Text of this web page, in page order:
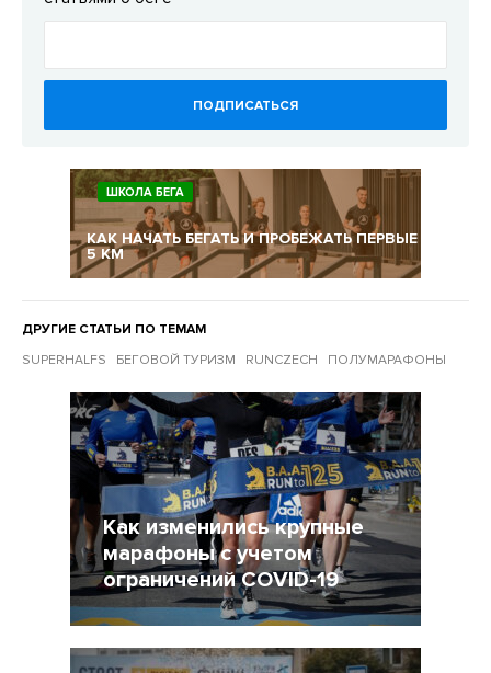
ПОДПИСАТЬСЯ
ШКОЛА БЕГА
КАК НАЧАТЬ БЕГАТЬ И ПРОБЕЖАТЬ ПЕРВЫЕ
5 КМ
ДРУГИЕ СТАТЬИ ПО ТЕМАМ
SUPERHALFS
БЕГОВОЙ ТУРИЗМ RUNCZECH ПОЛУМАРАФОНЫ
Другие статьи по темам
Как изменились крупные
марафоны с учетом
ограничений COVID-19